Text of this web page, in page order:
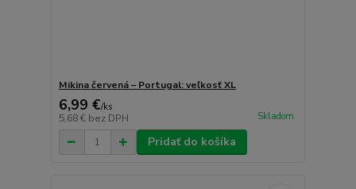
Mikina červená – Portugal: veľkosť XL
6,99 €/ks
5,68 € bez DPH Skladom
Pridať do košíka